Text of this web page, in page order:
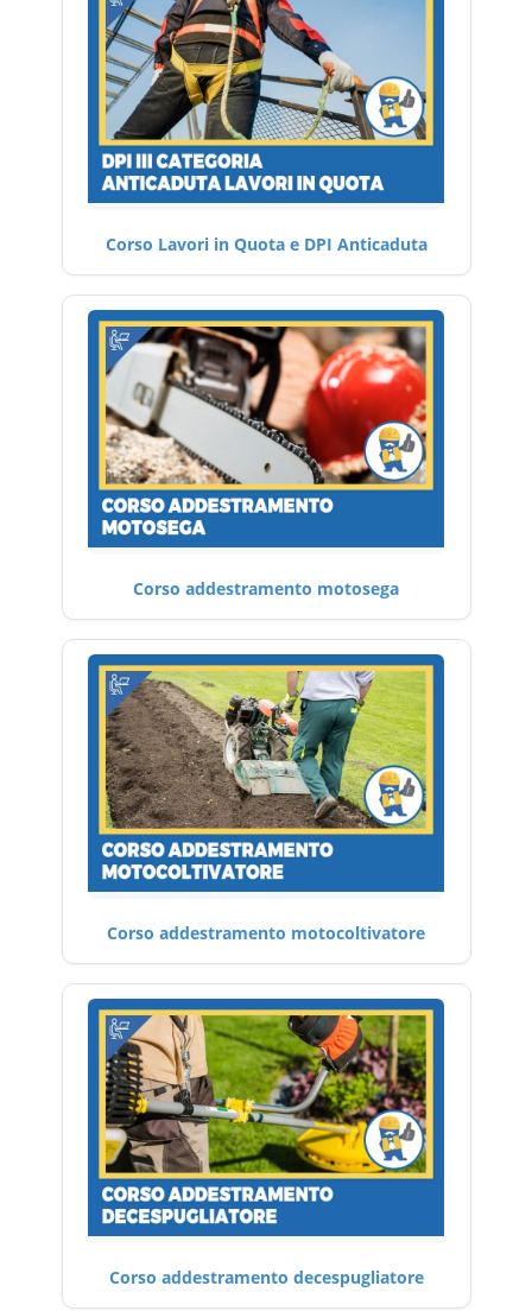
Corso Lavori in Quota e DPI Anticaduta
Corso addestramento motosega
Corso addestramento motocoltivatore
Corso addestramento decespugliatore